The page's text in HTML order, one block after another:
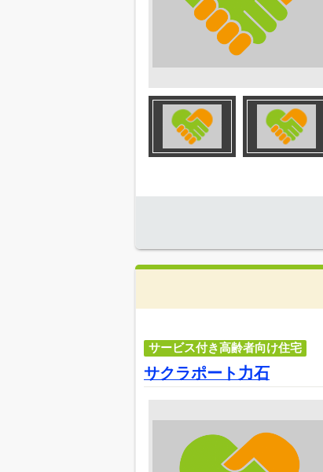
サービス付き高齢者向け住宅
サクラポート力石